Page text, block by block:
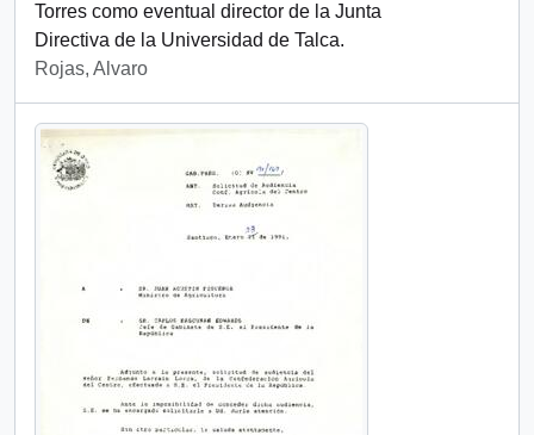
Torres como eventual director de la Junta
Directiva de la Universidad de Talca.
Rojas, Alvaro